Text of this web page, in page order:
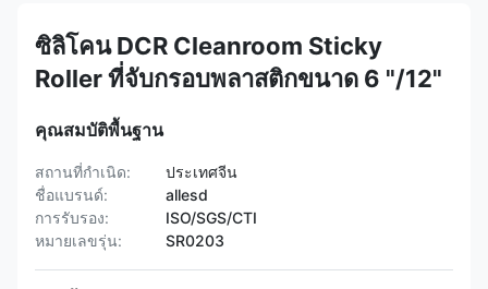
ซิลิโคน DCR Cleanroom Sticky
Roller ที่จับกรอบพลาสติกขนาด 6 "/12"
คุณสมบัติพื้นฐาน
สถานที่กำเนิด:
ประเทศจีน
ชื่อแบรนด์:
allesd
การรับรอง:
ISO/SGS/CTI
หมายเลขรุ่น:
SR0203